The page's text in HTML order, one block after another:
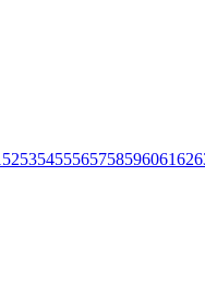
5253545556575859606162